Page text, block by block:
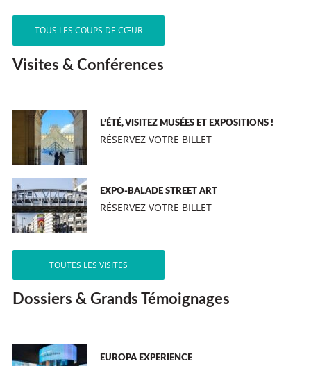
TOUS LES COUPS DE CŒUR
Visites & Conférences
L’ÉTÉ, VISITEZ MUSÉES ET EXPOSITIONS !
RÉSERVEZ VOTRE BILLET
EXPO-BALADE STREET ART
RÉSERVEZ VOTRE BILLET
TOUTES LES VISITES
Dossiers & Grands Témoignages
EUROPA EXPERIENCE